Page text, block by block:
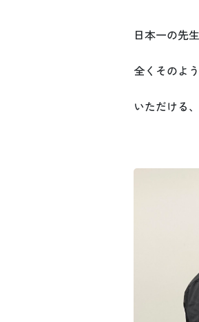
日本一の先
全くそのよ
いただける